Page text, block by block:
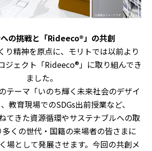
の挑戦と「Rideeco®」の共創
り精神を原点に、モリトでは以前より
ジェクト「Rideeco®」に取り組んでき
ました。
テーマ「いのち輝く未来社会のデザイ
教育現場でのSDGs出前授業など、
てきた資源循環やサステナブルへの取
多くの世代・国籍の来場者の皆さまに
場として発展させます。今回の共創メ